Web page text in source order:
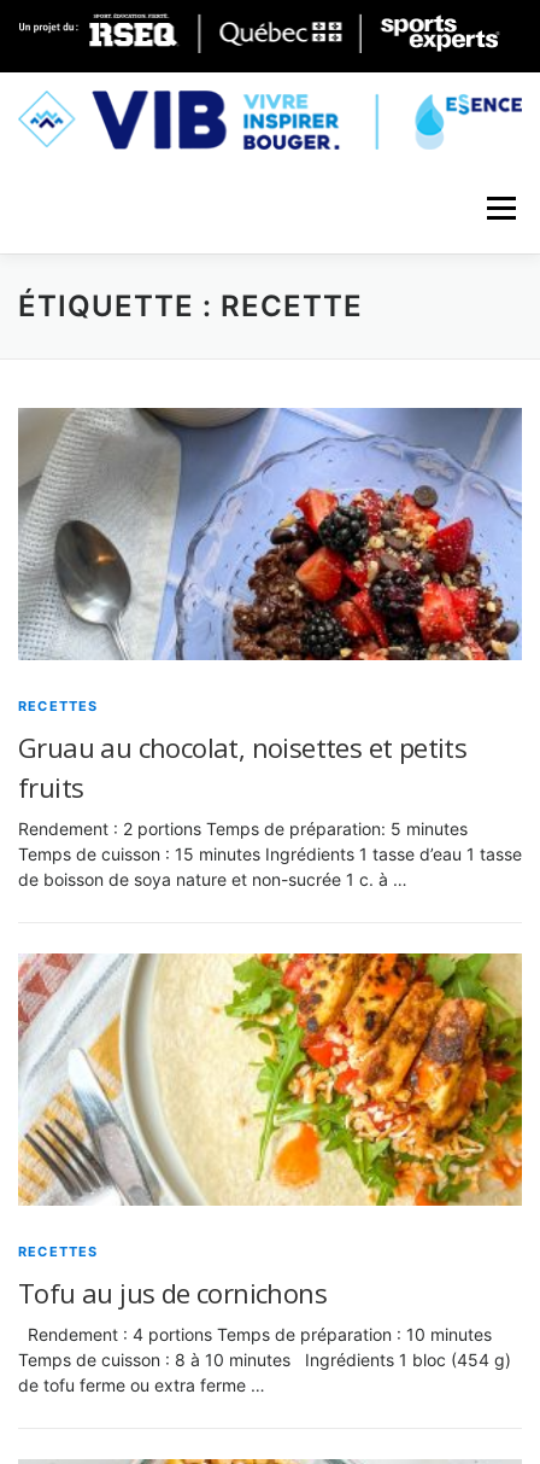
Skip to content
Menu
ÉTIQUETTE : RECETTE
RECETTES
Gruau au chocolat, noisettes et petits
fruits
Rendement : 2 portions Temps de préparation: 5 minutes
Temps de cuisson : 15 minutes Ingrédients 1 tasse d’eau 1 tasse
de boisson de soya nature et non-sucrée 1 c. à …
RECETTES
Tofu au jus de cornichons
Rendement : 4 portions Temps de préparation : 10 minutes
Temps de cuisson : 8 à 10 minutes Ingrédients 1 bloc (454 g)
de tofu ferme ou extra ferme …